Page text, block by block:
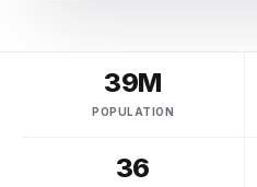
39M
POPULATION
36